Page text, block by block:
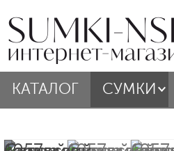
КАТАЛОГ СУМКИ